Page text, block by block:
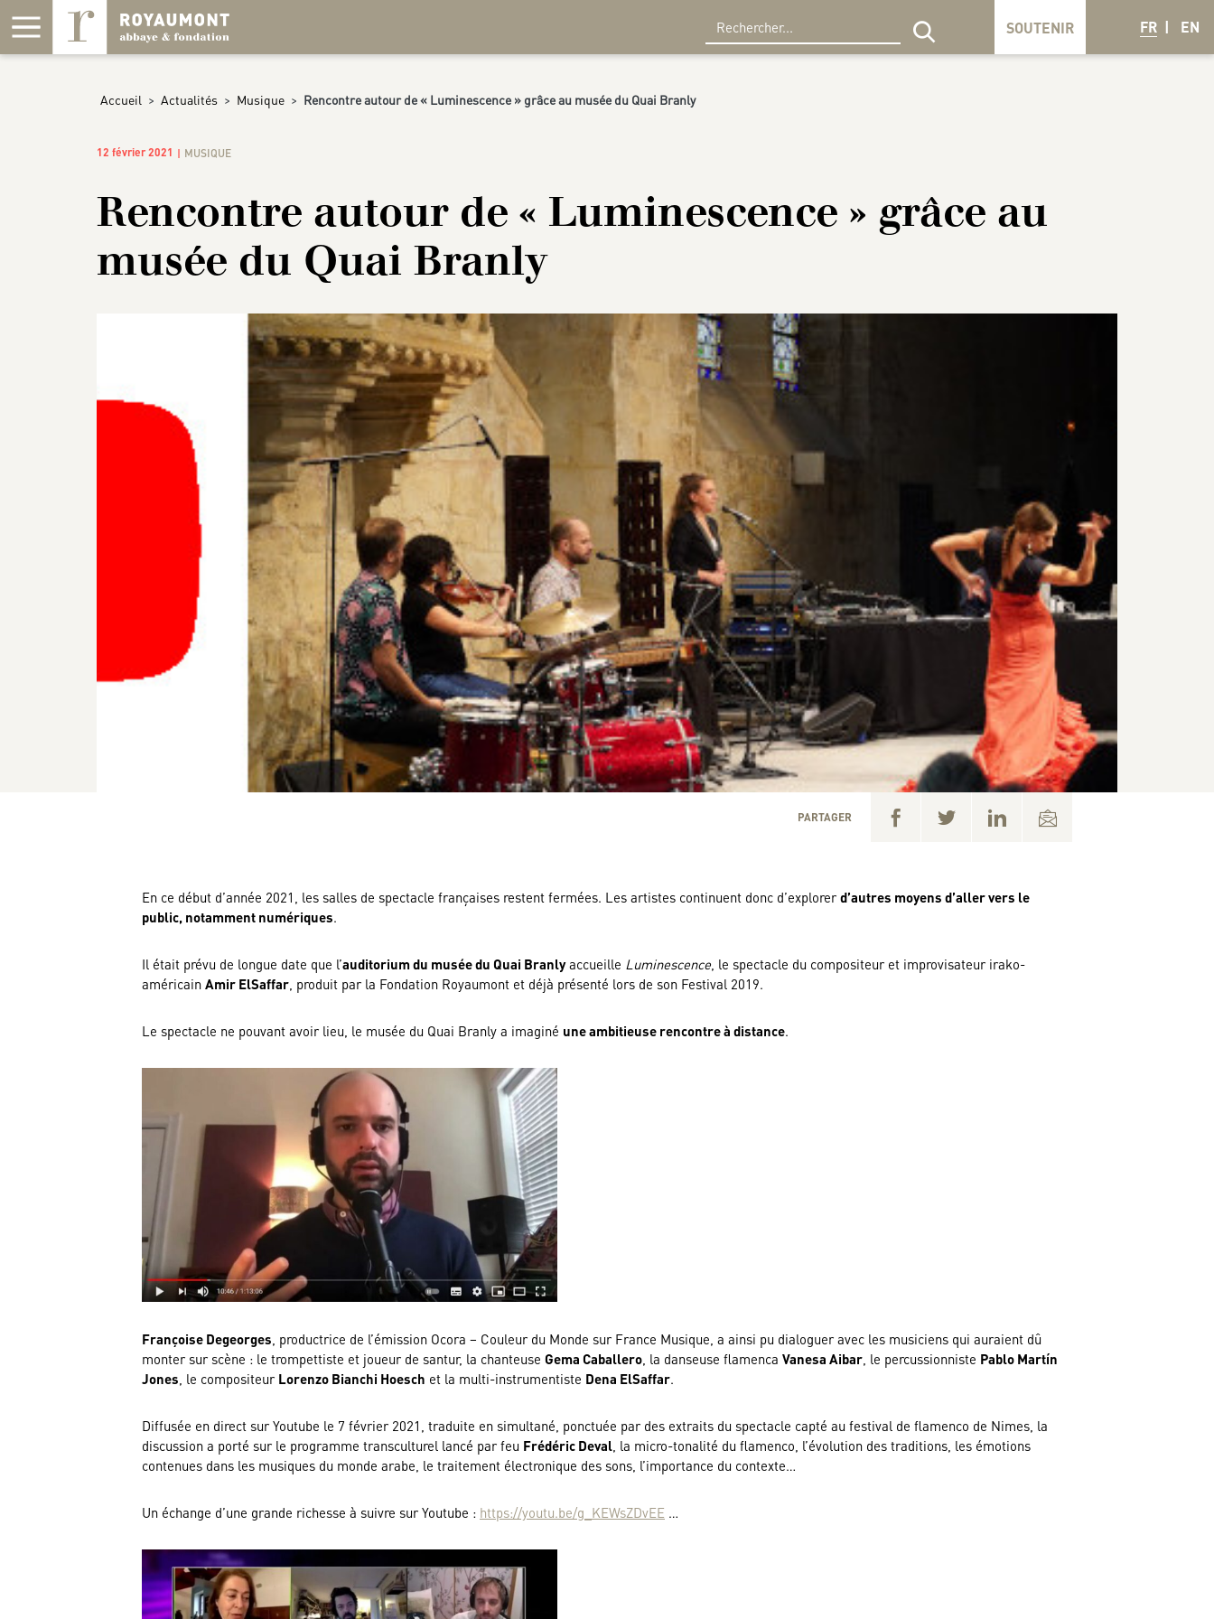
Rechercher sur le site SOUTENIR FR EN
Accueil > Actualités > Musique > Rencontre autour de « Luminescence » grâce au musée du Quai Branly
12 février 2021 MUSIQUE
Rencontre autour de « Luminescence » grâce au
musée du Quai Branly
PARTAGER
En ce début d’année 2021, les salles de spectacle françaises restent fermées. Les artistes continuent donc d’explorer d’autres moyens d’aller vers le
public, notamment numériques.
Il était prévu de longue date que l’auditorium du musée du Quai Branlyaccueille Luminescence, le spectacle du compositeur et improvisateur irako-
américain Amir ElSaffar, produit par la Fondation Royaumont et déjà présenté lors de son Festival 2019.
Le spectacle ne pouvant avoir lieu, le musée du Quai Branly a imaginé une ambitieuse rencontre à distance.
Françoise Degeorges, productrice de l’émission Ocora – Couleur du Monde sur France Musique, a ainsi pu dialoguer avec les musiciens qui auraient dû
monter sur scène : le trompettiste et joueur de santur, la chanteuse Gema Caballero, la danseuse flamenca Vanesa Aibar, le percussionniste Pablo Martín
Jones, le compositeur Lorenzo Bianchi Hoesch et la multi-instrumentiste Dena ElSaffar.
Diffusée en direct sur Youtube le 7 février 2021, traduite en simultané, ponctuée par des extraits du spectacle capté au festival de flamenco de Nimes, la
discussion a porté sur le programme transculturel lancé par feu Frédéric Deval, la micro-tonalité du flamenco, l’évolution des traditions, les émotions
contenues dans les musiques du monde arabe, le traitement électronique des sons, l’importance du contexte…
Un échange d’une grande richesse à suivre sur Youtube : https://youtu.be/g_KEWsZDvEE …
Panneau de gestion des cookies